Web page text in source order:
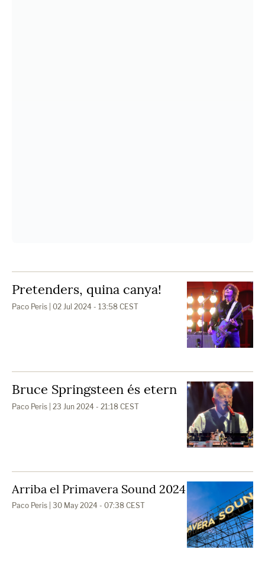
Pretenders, quina canya!
Paco Peris | 02 Jul 2024 - 13:58 CEST
Bruce Springsteen és etern
Paco Peris | 23 Jun 2024 - 21:18 CEST
Arriba el Primavera Sound 2024
Paco Peris | 30 May 2024 - 07:38 CEST